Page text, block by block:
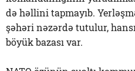
də həllini tapmayıb.
şəhəri nəzərdə tutulur,
böyük bazası var.